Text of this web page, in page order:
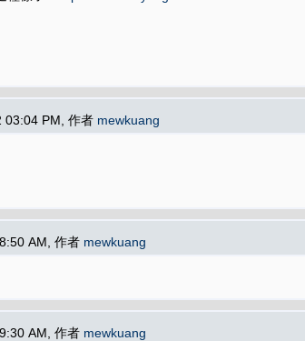
03:04 PM, 作者 mewkuang
AM, 作者 mewkuang
AM, 作者 mewkuang